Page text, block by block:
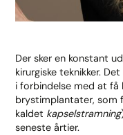
Der sker en konstant
kirurgiske teknikker.
i forbindelse med at
brystimplantater, som
kaldet kapselstramning
seneste årtier.